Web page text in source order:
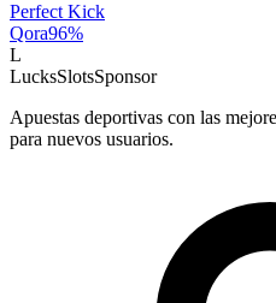
Perfect Kick
Qora96%
L
LucksSlotsSponsor
Apuestas deportivas con las
para nuevos usuarios.